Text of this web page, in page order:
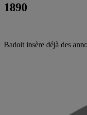
1890
Badoit insère déjà des